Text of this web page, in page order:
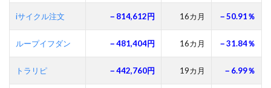
iサイクル注文 －814,612円 16カ月 －50.91％
ループイフダン －481,404円 16カ月 －31.84％
トラリピ －442,760円 19カ月 －6.99％